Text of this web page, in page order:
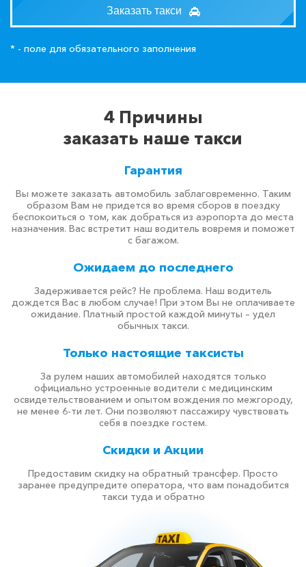
Заказать такси
* - поле для обязательного заполнения
4 Причины
заказать наше такси
Гарантия
Вы можете заказать автомобиль заблаговременно. Таким
образом Вам не придется во время сборов в поездку
беспокоиться о том, как добраться из аэропорта до места
назначения. Вас встретит наш водитель вовремя и поможет
с багажом.
Ожидаем до последнего
Задерживается рейс? Не проблема. Наш водитель
дождется Вас в любом случае! При этом Вы не оплачиваете
ожидание. Платный простой каждой минуты – удел
обычных такси.
Только настоящие таксисты
За рулем наших автомобилей находятся только
официально устроенные водители с медицинским
освидетельствованием и опытом вождения по межгороду,
не менее 6-ти лет. Они позволяют пассажиру чувствовать
себя в поездке гостем.
Скидки и Акции
Предоставим скидку на обратный трансфер. Просто
заранее предупредите оператора, что вам понадобится
такси туда и обратно